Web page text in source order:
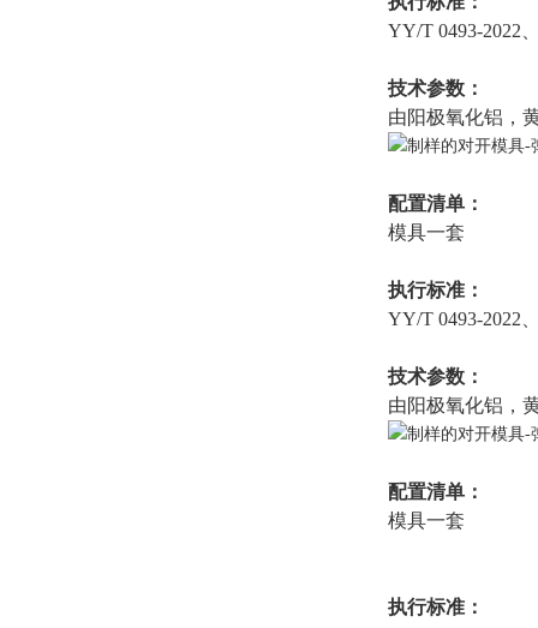
YY/T 0493-2022
技术参数：
由阳极氧化铝，
配置清单：
模具一套
执行标准：
YY/T 0493-2022
技术参数：
由阳极氧化铝，
配置清单：
模具一套
执行标准：